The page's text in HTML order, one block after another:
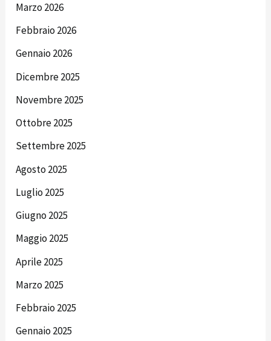
Marzo 2026
Febbraio 2026
Gennaio 2026
Dicembre 2025
Novembre 2025
Ottobre 2025
Settembre 2025
Agosto 2025
Luglio 2025
Giugno 2025
Maggio 2025
Aprile 2025
Marzo 2025
Febbraio 2025
Gennaio 2025